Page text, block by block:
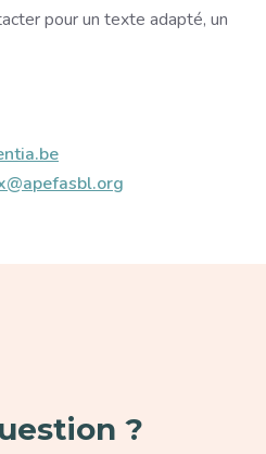
pour un texte adapté, un
?